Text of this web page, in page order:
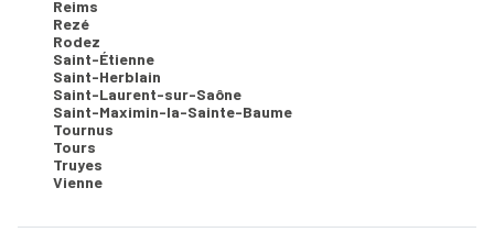
Reims
Rezé
Rodez
Saint-Étienne
Saint-Herblain
Saint-Laurent-sur-Saône
Saint-Maximin-la-Sainte-Baume
Tournus
Tours
Truyes
Vienne